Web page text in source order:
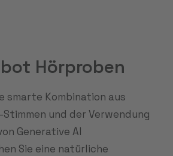
Hörproben
smarte Kombination aus
und der Verwendung
Generative AI
Sie eine natürliche